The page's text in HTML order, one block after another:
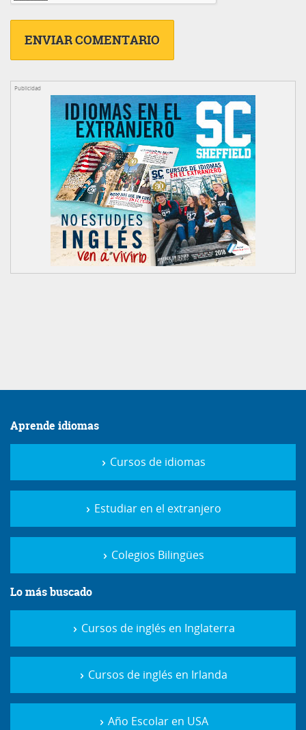
Publicidad
Aprende idiomas
Cursos de idiomas
Estudiar en el extranjero
Colegios Bilingües
Lo más buscado
Cursos de inglés en Inglaterra
Cursos de inglés en Irlanda
Año Escolar en USA